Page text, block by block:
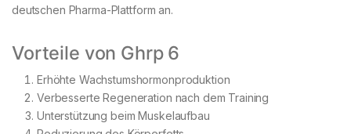
deutschen Pharma-Plattform an.
Vorteile von Ghrp 6
Erhöhte Wachstumshormonproduktion
Verbesserte Regeneration nach dem Training
Unterstützung beim Muskelaufbau